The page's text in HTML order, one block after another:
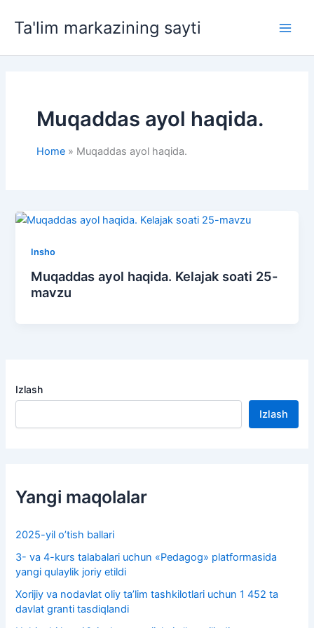
Ta'lim markazining sayti
Muqaddas ayol haqida.
Home Muqaddas ayol haqida.
Insho
Muqaddas ayol haqida. Kelajak soati 25-
mavzu
Izlash
Izlash
Yangi maqolalar
2025-yil o’tish ballari
3- va 4-kurs talabalari uchun «Pedagog» platformasida
yangi qulaylik joriy etildi
Xorijiy va nodavlat oliy taʼlim tashkilotlari uchun 1 452 ta
davlat granti tasdiqlandi